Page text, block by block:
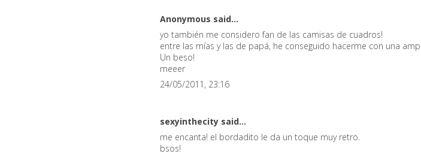
Anonymous said...
yo también me considero fan de las camisas de cuadros!
entre las mías y las de papá, he conseguido hacerme con una
Un beso!
meeer
24/05/2011, 23:16
sexyinthecity said...
me encanta! el bordadito le da un toque muy retro.
bsos!